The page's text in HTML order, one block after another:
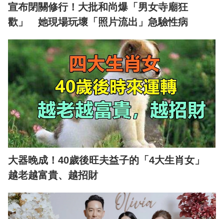
宣布閉關修行！大批和尚爆「男女寺廟狂
歡」 她現場玩壞「照片流出」急驗性病
大器晚成！40歲後旺夫益子的「4大生肖女」
越老越富貴、越招財